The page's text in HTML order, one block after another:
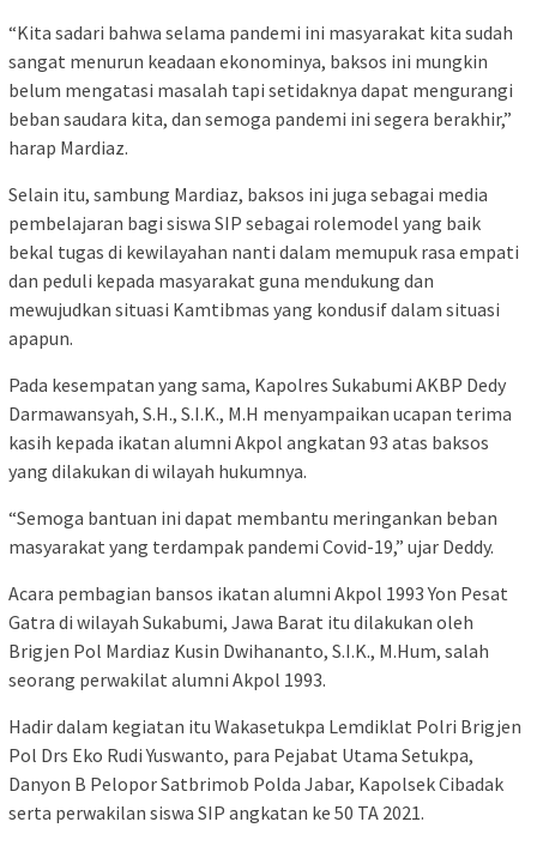
“Kita sadari bahwa selama pandemi ini masyarakat kita sudah
sangat menurun keadaan ekonominya, baksos ini mungkin
belum mengatasi masalah tapi setidaknya dapat mengurangi
beban saudara kita, dan semoga pandemi ini segera berakhir,”
harap Mardiaz.
Selain itu, sambung Mardiaz, baksos ini juga sebagai media
pembelajaran bagi siswa SIP sebagai rolemodel yang baik
bekal tugas di kewilayahan nanti dalam memupuk rasa empati
dan peduli kepada masyarakat guna mendukung dan
mewujudkan situasi Kamtibmas yang kondusif dalam situasi
apapun.
Pada kesempatan yang sama, Kapolres Sukabumi AKBP Dedy
Darmawansyah, S.H., S.I.K., M.H menyampaikan ucapan terima
kasih kepada ikatan alumni Akpol angkatan 93 atas baksos
yang dilakukan di wilayah hukumnya.
“Semoga bantuan ini dapat membantu meringankan beban
masyarakat yang terdampak pandemi Covid-19,” ujar Deddy.
Acara pembagian bansos ikatan alumni Akpol 1993 Yon Pesat
Gatra di wilayah Sukabumi, Jawa Barat itu dilakukan oleh
Brigjen Pol Mardiaz Kusin Dwihananto, S.I.K., M.Hum, salah
seorang perwakilat alumni Akpol 1993.
Hadir dalam kegiatan itu Wakasetukpa Lemdiklat Polri Brigjen
Pol Drs Eko Rudi Yuswanto, para Pejabat Utama Setukpa,
Danyon B Pelopor Satbrimob Polda Jabar, Kapolsek Cibadak
serta perwakilan siswa SIP angkatan ke 50 TA 2021.